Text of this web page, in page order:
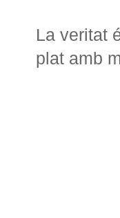
La veritat
plat amb